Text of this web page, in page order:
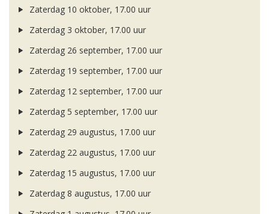
Zaterdag 10 oktober, 17.00 uur
Zaterdag 3 oktober, 17.00 uur
Zaterdag 26 september, 17.00 uur
Zaterdag 19 september, 17.00 uur
Zaterdag 12 september, 17.00 uur
Zaterdag 5 september, 17.00 uur
Zaterdag 29 augustus, 17.00 uur
Zaterdag 22 augustus, 17.00 uur
Zaterdag 15 augustus, 17.00 uur
Zaterdag 8 augustus, 17.00 uur